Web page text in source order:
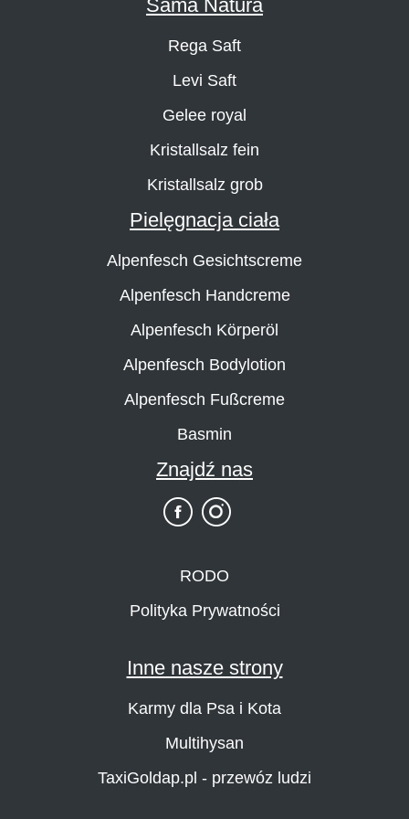
Sama Natura
Rega Saft
Levi Saft
Gelee royal
Kristallsalz fein
Kristallsalz grob
Pielęgnacja ciała
Alpenfesch Gesichtscreme
Alpenfesch Handcreme
Alpenfesch Körperöl
Alpenfesch Bodylotion
Alpenfesch Fußcreme
Basmin
Znajdź nas
RODO
Polityka Prywatności
Inne nasze strony
Karmy dla Psa i Kota
Multihysan
TaxiGoldap.pl - przewóz ludzi